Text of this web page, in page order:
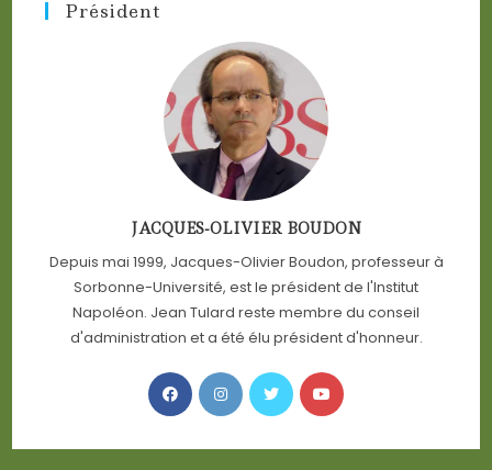
Président
JACQUES-OLIVIER BOUDON
Depuis mai 1999, Jacques-Olivier Boudon, professeur à
Sorbonne-Université, est le président de l'Institut
Napoléon. Jean Tulard reste membre du conseil
d'administration et a été élu président d'honneur.
Opens
in
Opens
in
Opens
in
Opens